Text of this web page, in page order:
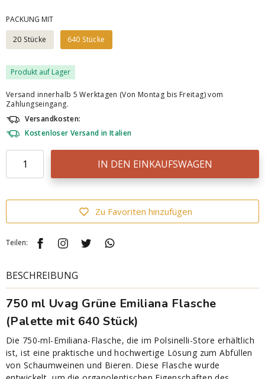
PACKUNG MIT
20 Stücke
640 Stücke
Produkt auf Lager
Versand innerhalb 5 Werktagen (Von Montag bis Freitag) vom
Zahlungseingang.
Versandkosten:
Kostenloser Versand in Italien
IN DEN EINKAUFSWAGEN
Zu Favoriten hinzufügen
Teilen:
BESCHREIBUNG
750 ml Uvag Grüne Emiliana Flasche
(Palette mit 640 Stück)
Die 750-ml-Emiliana-Flasche, die im Polsinelli-Store erhältlich
ist, ist eine praktische und hochwertige Lösung zum Abfüllen
von Schaumweinen und Bieren. Diese Flasche wurde